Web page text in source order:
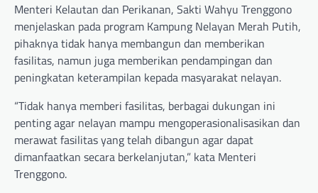
Menteri Kelautan dan Perikanan, Sakti Wahyu Trenggono
menjelaskan pada program Kampung Nelayan Merah Putih,
pihaknya tidak hanya membangun dan memberikan
fasilitas, namun juga memberikan pendampingan dan
peningkatan keterampilan kepada masyarakat nelayan.
“Tidak hanya memberi fasilitas, berbagai dukungan ini
penting agar nelayan mampu mengoperasionalisasikan dan
merawat fasilitas yang telah dibangun agar dapat
dimanfaatkan secara berkelanjutan,” kata Menteri
Trenggono.